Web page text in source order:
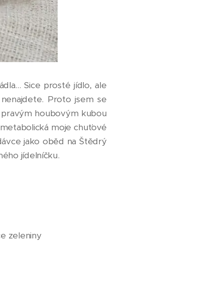
Sice prosté jídlo, ale
Proto jsem se
houbovým kubou
moje chuťové
jako oběd na Štědrý
jídelníčku.
zeleniny